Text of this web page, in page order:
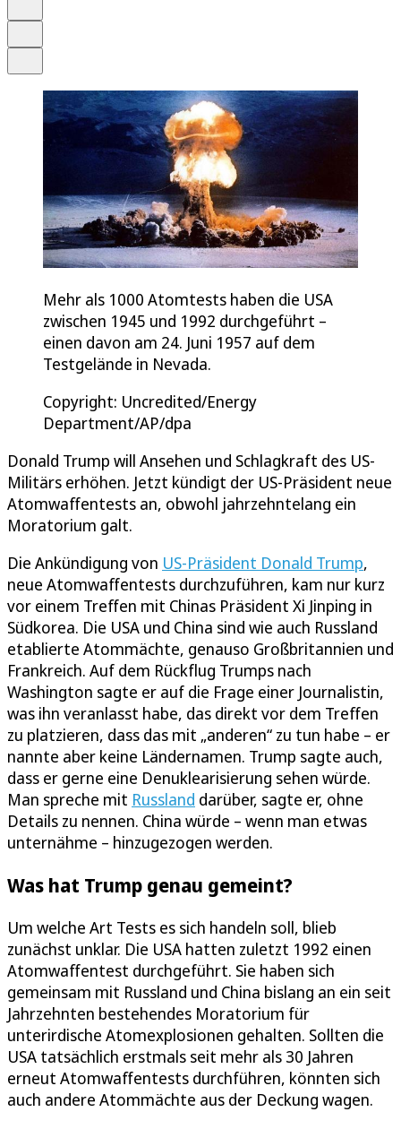
Mehr als 1000 Atomtests haben die USA
zwischen 1945 und 1992 durchgeführt –
einen davon am 24. Juni 1957 auf dem
Testgelände in Nevada.
Copyright: Uncredited/Energy
Department/AP/dpa
Donald Trump will Ansehen und Schlagkraft des US-
Militärs erhöhen. Jetzt kündigt der US-Präsident neue
Atomwaffentests an, obwohl jahrzehntelang ein
Moratorium galt.
Die Ankündigung von US-Präsident Donald Trump,
neue Atomwaffentests durchzuführen, kam nur kurz
vor einem Treffen mit Chinas Präsident Xi Jinping in
Südkorea. Die USA und China sind wie auch Russland
etablierte Atommächte, genauso Großbritannien und
Frankreich. Auf dem Rückflug Trumps nach
Washington sagte er auf die Frage einer Journalistin,
was ihn veranlasst habe, das direkt vor dem Treffen
zu platzieren, dass das mit „anderen“ zu tun habe – er
nannte aber keine Ländernamen. Trump sagte auch,
dass er gerne eine Denuklearisierung sehen würde.
Man spreche mit Russland darüber, sagte er, ohne
Details zu nennen. China würde – wenn man etwas
unternähme – hinzugezogen werden.
Was hat Trump genau gemeint?
Um welche Art Tests es sich handeln soll, blieb
zunächst unklar. Die USA hatten zuletzt 1992 einen
Atomwaffentest durchgeführt. Sie haben sich
gemeinsam mit Russland und China bislang an ein seit
Jahrzehnten bestehendes Moratorium für
unterirdische Atomexplosionen gehalten. Sollten die
USA tatsächlich erstmals seit mehr als 30 Jahren
erneut Atomwaffentests durchführen, könnten sich
auch andere Atommächte aus der Deckung wagen.